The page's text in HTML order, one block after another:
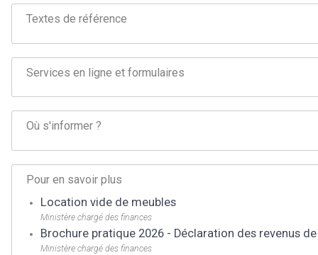
Textes de référence
Services en ligne et formulaires
Où s'informer ?
Pour en savoir plus
Location vide de meubles
Ministère chargé des finances
Brochure pratique 2026 - Déclaration des revenus
Ministère chargé des finances